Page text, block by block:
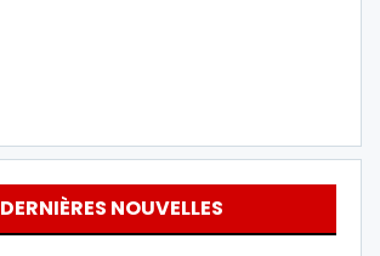
DERNIÈRES NOUVELLES